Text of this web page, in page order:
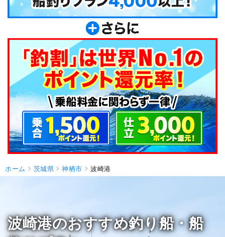
ホーム 茨城県 神栖市 波崎港
波崎港のおすすめ釣り船・船